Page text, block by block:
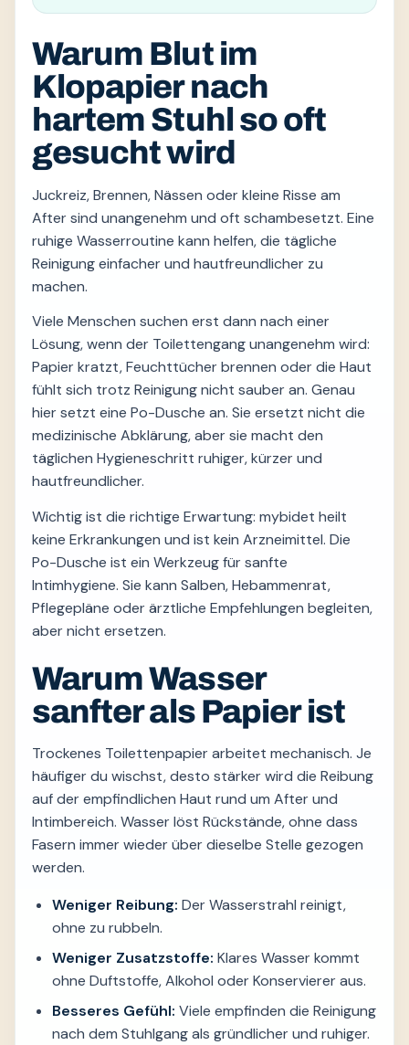
Warum Blut im
Klopapier nach
hartem Stuhl so oft
gesucht wird
Juckreiz, Brennen, Nässen oder kleine Risse am
After sind unangenehm und oft schambesetzt. Eine
ruhige Wasserroutine kann helfen, die tägliche
Reinigung einfacher und hautfreundlicher zu
machen.
Viele Menschen suchen erst dann nach einer
Lösung, wenn der Toilettengang unangenehm wird:
Papier kratzt, Feuchttücher brennen oder die Haut
fühlt sich trotz Reinigung nicht sauber an. Genau
hier setzt eine Po-Dusche an. Sie ersetzt nicht die
medizinische Abklärung, aber sie macht den
täglichen Hygieneschritt ruhiger, kürzer und
hautfreundlicher.
Wichtig ist die richtige Erwartung: mybidet heilt
keine Erkrankungen und ist kein Arzneimittel. Die
Po-Dusche ist ein Werkzeug für sanfte
Intimhygiene. Sie kann Salben, Hebammenrat,
Pflegepläne oder ärztliche Empfehlungen begleiten,
aber nicht ersetzen.
Warum Wasser
sanfter als Papier ist
Trockenes Toilettenpapier arbeitet mechanisch. Je
häufiger du wischst, desto stärker wird die Reibung
auf der empfindlichen Haut rund um After und
Intimbereich. Wasser löst Rückstände, ohne dass
Fasern immer wieder über dieselbe Stelle gezogen
werden.
Weniger Reibung: Der Wasserstrahl reinigt,
ohne zu rubbeln.
Weniger Zusatzstoffe: Klares Wasser kommt
ohne Duftstoffe, Alkohol oder Konservierer aus.
Besseres Gefühl: Viele empfinden die Reinigung
nach dem Stuhlgang als gründlicher und ruhiger.